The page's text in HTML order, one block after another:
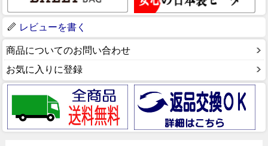
レビューを書く
商品についてのお問い合わせ
お気に入りに登録